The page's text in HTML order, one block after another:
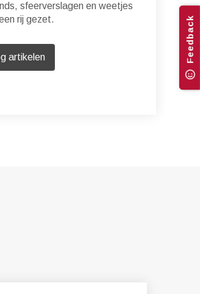
sfeerverslagen en weetjes
rij gezet.
artikelen Feedback